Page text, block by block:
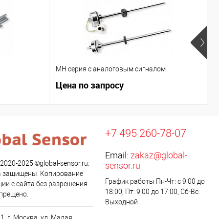
MH серия с аналоговым сигналом
Цена по запросу
2025 ©global-sensor.ru.
защищены. Копирование
с сайта без разрешения
+7 495 260-78-07
Email: zakaz@global-
sensor.ru
График работы Пн-Чт: с 9:00 до
18:00, Пт: 9:00 до 17:00, Сб-Вс:
Выходной